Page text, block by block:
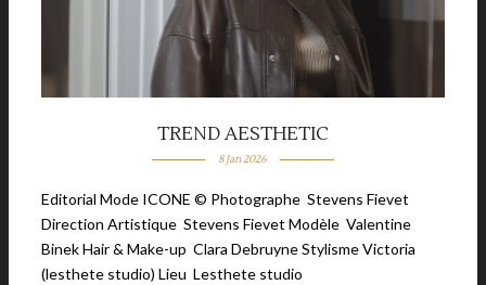
TREND AESTHETIC
8 Jan 2026
Editorial Mode ICONE © Photographe Stevens Fievet
Direction Artistique Stevens Fievet Modèle Valentine
Binek Hair & Make-up Clara Debruyne Stylisme Victoria
(lesthete studio) Lieu Lesthete studio